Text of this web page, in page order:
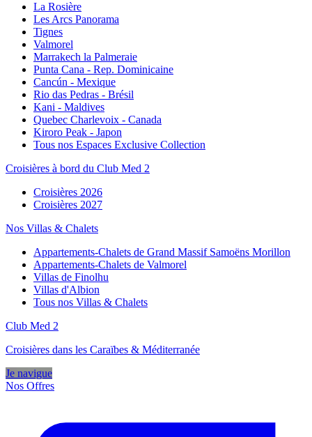
La Rosière
Les Arcs Panorama
Tignes
Valmorel
Marrakech la Palmeraie
Punta Cana - Rep. Dominicaine
Cancún - Mexique
Rio das Pedras - Brésil
Kani - Maldives
Quebec Charlevoix - Canada
Kiroro Peak - Japon
Tous nos Espaces Exclusive Collection
Croisières à bord du Club Med 2
Croisières 2026
Croisières 2027
Nos Villas & Chalets
Appartements-Chalets de Grand Massif Samoëns Morillon
Appartements-Chalets de Valmorel
Villas de Finolhu
Villas d'Albion
Tous nos Villas & Chalets
Club Med 2
Croisières dans les Caraïbes & Méditerranée
Je navigue
Nos Offres